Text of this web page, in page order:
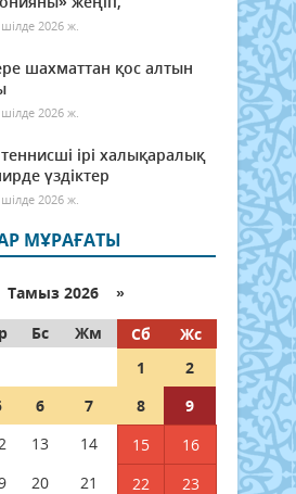
2026 ж.
шахматтан қос алтын
2026 ж.
ірі халықаралық
үздіктер
2026 ж.
МҰРАҒАТЫ
Тамыз 2026 »
Бс Жм Сб
Жс
1
2
6 7 8
9
13 14 15
16
20 21 22 23